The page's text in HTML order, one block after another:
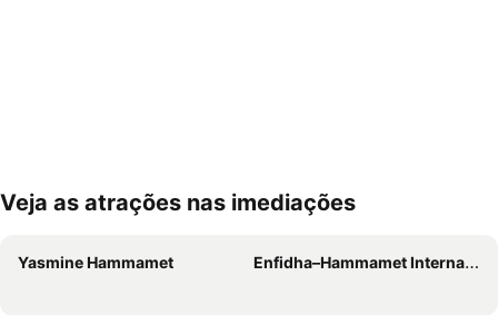
Ampliar mapa
Veja as atrações nas imediações
Yasmine Hammamet Enfidha–Hammamet International Airport